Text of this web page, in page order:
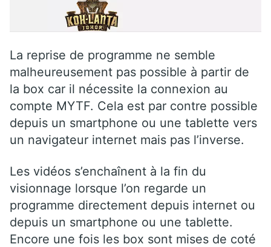
La reprise de programme ne semble
malheureusement pas possible à partir de
la box car il nécessite la connexion au
compte MYTF. Cela est par contre possible
depuis un smartphone ou une tablette vers
un navigateur internet mais pas l’inverse.
Les vidéos s’enchaînent à la fin du
visionnage lorsque l’on regarde un
programme directement depuis internet ou
depuis un smartphone ou une tablette.
Encore une fois les box sont mises de coté